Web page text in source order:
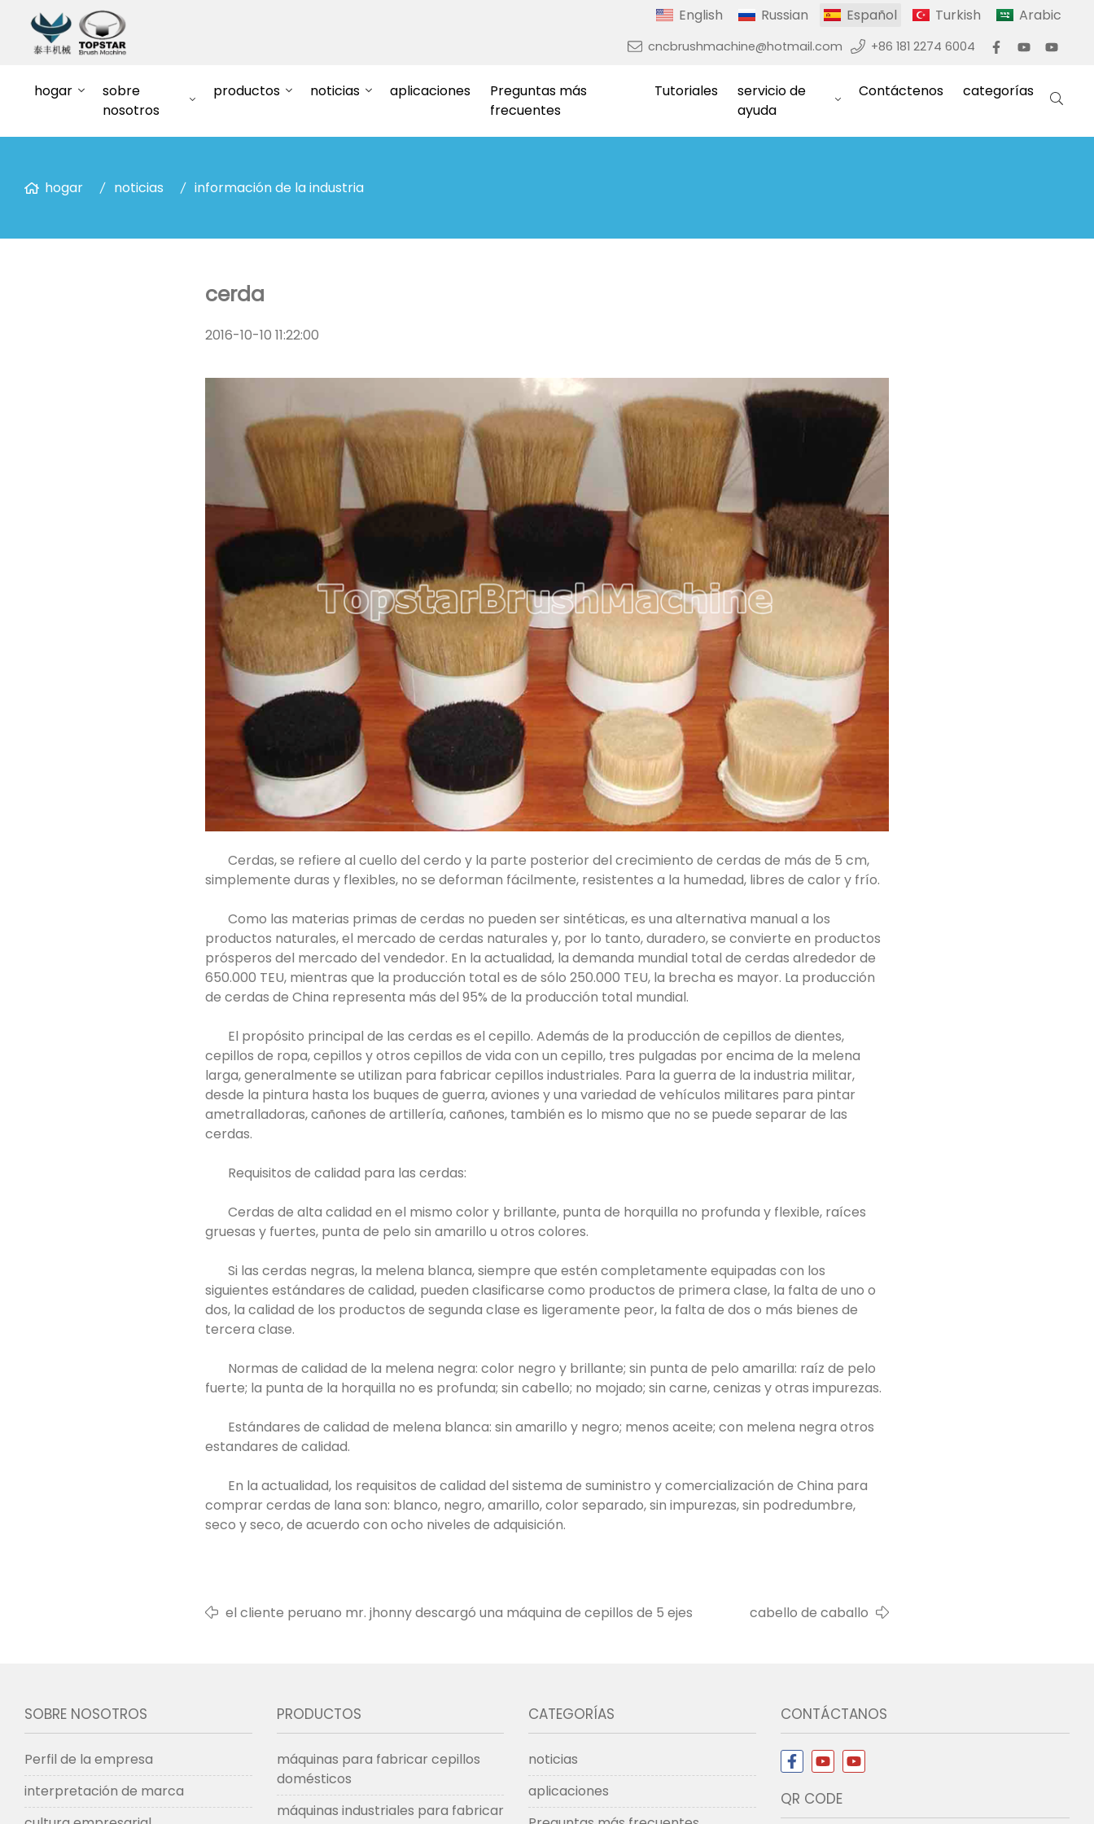
English Russian Español Turkish Arabic
cncbrushmachine@hotmail.com +86 181 2274 6004
hogar
sobre
nosotros
productos noticias aplicaciones
Preguntas más
frecuentes
Tutoriales
servicio de
ayuda
Contáctenos categorías
hogar noticias información de la industria
cerda
2016-10-10 11:22:00
Cerdas, se refiere al cuello del cerdo y la parte posterior del crecimiento de cerdas de más de 5 cm,
simplemente duras y flexibles, no se deforman fácilmente, resistentes a la humedad, libres de calor y frío.
Como las materias primas de cerdas no pueden ser sintéticas, es una alternativa manual a los
productos naturales, el mercado de cerdas naturales y, por lo tanto, duradero, se convierte en productos
prósperos del mercado del vendedor. En la actualidad, la demanda mundial total de cerdas alrededor de
650.000 TEU, mientras que la producción total es de sólo 250.000 TEU, la brecha es mayor. La producción
de cerdas de China representa más del 95% de la producción total mundial.
El propósito principal de las cerdas es el cepillo. Además de la producción de cepillos de dientes,
cepillos de ropa, cepillos y otros cepillos de vida con un cepillo, tres pulgadas por encima de la melena
larga, generalmente se utilizan para fabricar cepillos industriales. Para la guerra de la industria militar,
desde la pintura hasta los buques de guerra, aviones y una variedad de vehículos militares para pintar
ametralladoras, cañones de artillería, cañones, también es lo mismo que no se puede separar de las
cerdas.
Requisitos de calidad para las cerdas:
Cerdas de alta calidad en el mismo color y brillante, punta de horquilla no profunda y flexible, raíces
gruesas y fuertes, punta de pelo sin amarillo u otros colores.
Si las cerdas negras, la melena blanca, siempre que estén completamente equipadas con los
siguientes estándares de calidad, pueden clasificarse como productos de primera clase, la falta de uno o
dos, la calidad de los productos de segunda clase es ligeramente peor, la falta de dos o más bienes de
tercera clase.
Normas de calidad de la melena negra: color negro y brillante; sin punta de pelo amarilla: raíz de pelo
fuerte; la punta de la horquilla no es profunda; sin cabello; no mojado; sin carne, cenizas y otras impurezas.
Estándares de calidad de melena blanca: sin amarillo y negro; menos aceite; con melena negra otros
estandares de calidad.
En la actualidad, los requisitos de calidad del sistema de suministro y comercialización de China para
comprar cerdas de lana son: blanco, negro, amarillo, color separado, sin impurezas, sin podredumbre,
seco y seco, de acuerdo con ocho niveles de adquisición.
el cliente peruano mr. jhonny descargó una máquina de cepillos de 5 ejes cabello de caballo
SOBRE NOSOTROS
Perfil de la empresa
interpretación de marca
PRODUCTOS
máquinas para fabricar cepillos
domésticos
máquinas industriales para fabricar
CATEGORÍAS
noticias
aplicaciones
CONTÁCTANOS
QR CODE